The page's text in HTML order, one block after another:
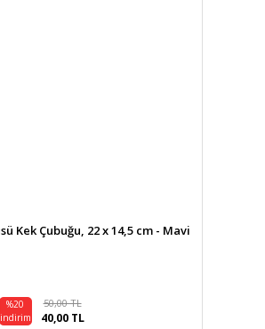
Kek Çubuğu, 22 x 14,5 cm - Mavi
%20
indirim
50,00 TL
40,00 TL